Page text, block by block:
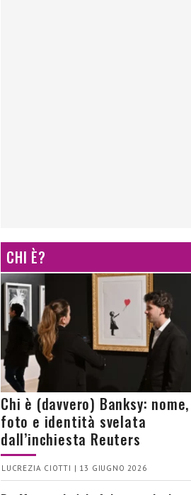
CHI È?
Chi è (davvero) Banksy: nome,
foto e identità svelata
dall’inchiesta Reuters
LUCREZIA CIOTTI | 13 GIUGNO 2026